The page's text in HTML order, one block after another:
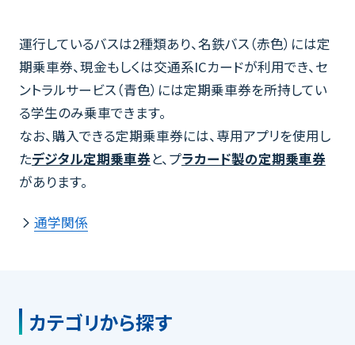
運行しているバスは2種類あり、名鉄バス（赤色）には定
期乗車券、現金もしくは交通系ICカードが利用でき、セ
ントラルサービス（青色）には定期乗車券を所持してい
る学生のみ乗車できます。
なお、購入できる定期乗車券には、専用アプリを使用し
たデジタル定期乗車券と、プラカード製の定期乗車券
があります。
通学関係
カテゴリから探す